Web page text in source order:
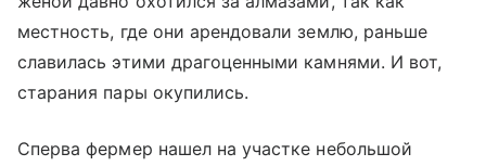
местность, где они арендовали землю, раньше
славилась этими драгоценными камнями. И вот,
старания пары окупились.
Сперва фермер нашел на участке небольшой